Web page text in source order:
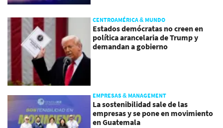
CENTROAMÉRICA & MUNDO
Estados demócratas no creen en
política arancelaria de Trump y
demandan a gobierno
EMPRESAS & MANAGEMENT
La sostenibilidad sale de las
empresas y se pone en movimiento
en Guatemala